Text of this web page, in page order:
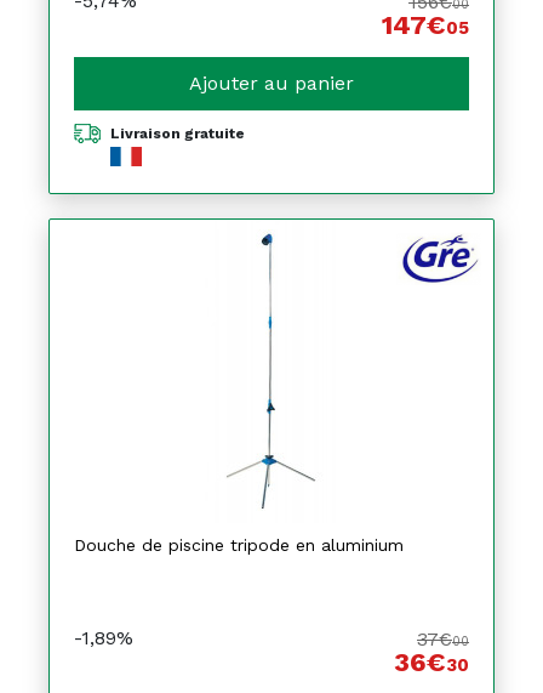
00
147€05
Ajouter au panier
Livraison gratuite
Douche de piscine tripode en aluminium
-1,89% 37€00
36€30